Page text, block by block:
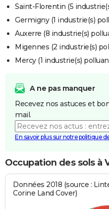
Saint-Florentin (5
Germigny (1 industrie(s)
Auxerre (8 industrie(s)
Migennes (2 industrie(s)
Mercy (1 industrie(s)
A ne pas manquer
Recevez nos astuces et
mail.
En savoir plus sur notre politique
Occupation des sols à
Données 2018 (source :
Corine Land Cover)